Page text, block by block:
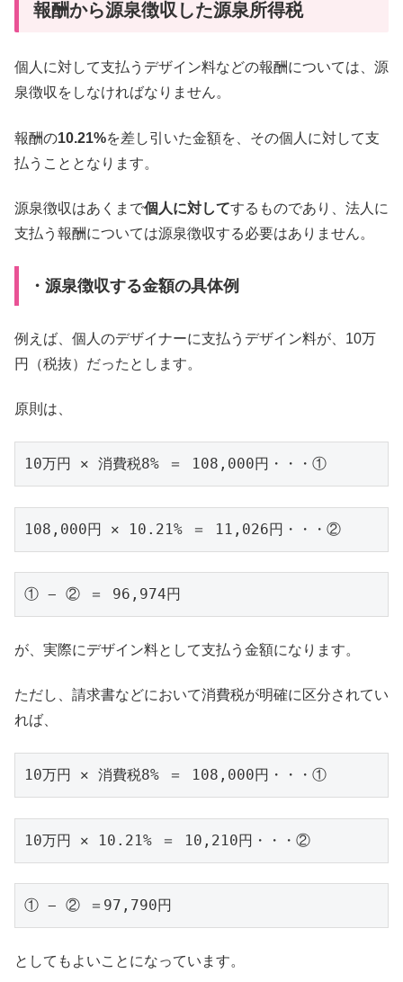
報酬から源泉徴収した源泉所得税
個人に対して支払うデザイン料などの報酬については、源
泉徴収をしなければなりません。
報酬の10.21%を差し引いた金額を、その個人に対して支
払うこととなります。
源泉徴収はあくまで個人に対してするものであり、法人に
支払う報酬については源泉徴収する必要はありません。
・源泉徴収する金額の具体例
例えば、個人のデザイナーに支払うデザイン料が、10万
円（税抜）だったとします。
原則は、
10万円 ✕ 消費税8% ＝ 108,000円・・・①
108,000円 ✕ 10.21% ＝ 11,026円・・・②
① − ② ＝ 96,974円
が、実際にデザイン料として支払う金額になります。
ただし、請求書などにおいて消費税が明確に区分されてい
れば、
10万円 ✕ 消費税8% ＝ 108,000円・・・①
10万円 ✕ 10.21% ＝ 10,210円・・・②
① − ② ＝97,790円
としてもよいことになっています。